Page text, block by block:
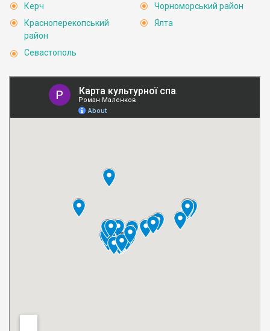
Керч
Красноперекопський
район
Севастополь
Чорноморський район
Ялта